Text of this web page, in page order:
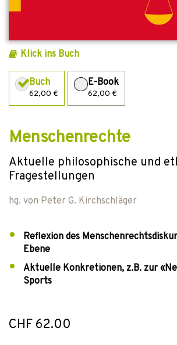
Klick ins Buch
Buch
62,00 €
E-Book
62,00 €
Menschenrechte
Aktuelle philosophische und
Fragestellungen
hg. von Peter G. Kirchschläger
Reflexion des
Ebene
Aktuelle Konkretionen, z.B. zur
Sports
CHF 62.00